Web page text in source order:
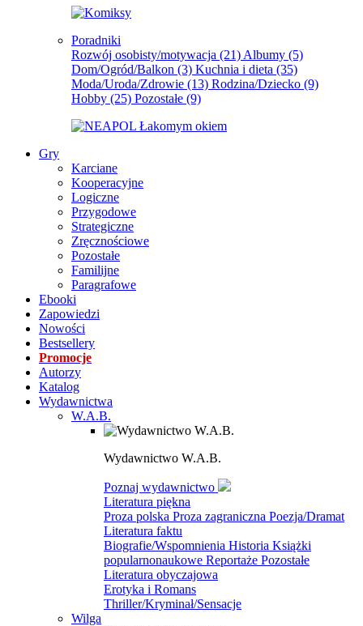
Poradniki
Rozwój osobisty/motywacja (21) Albumy (5)
Dom/Ogród/Balkon (3) Kuchnia i dieta (35)
Moda/Uroda/Zdrowie (13) Rodzina/Dziecko (9)
Hobby (25) Pozostałe (9)
Gry
Karciane
Kooperacyjne
Logiczne
Przygodowe
Strategiczne
Zręcznościowe
Pozostałe
Familijne
Paragrafowe
Ebooki
Zapowiedzi
Nowości
Bestsellery
Promocje
Autorzy
Katalog
Wydawnictwa
W.A.B.
Wydawnictwo W.A.B.
Poznaj wydawnictwo
Literatura piękna
Proza polska Proza zagraniczna Poezja/Dramat
Literatura faktu
Biografie/Wspomnienia Historia Książki
popularnonaukowe Reportaże Pozostałe
Literatura obyczajowa
Erotyka i Romans
Thriller/Kryminał/Sensacje
Wilga